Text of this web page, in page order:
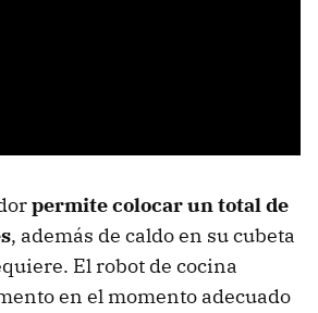
permite colocar un total de
, además de caldo en su cubeta
El robot de cocina
en el momento adecuado